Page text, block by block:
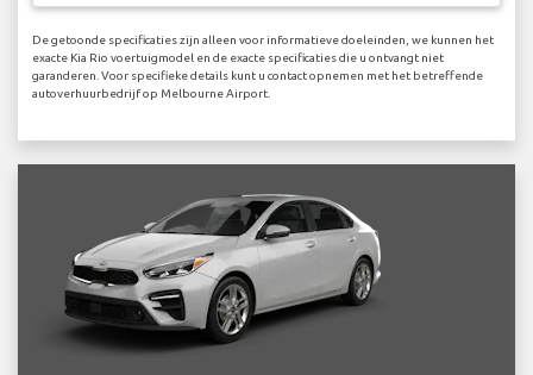
De getoonde specificaties zijn alleen voor informatieve doeleinden, we kunnen het
exacte Kia Rio voertuigmodel en de exacte specificaties die u ontvangt niet
garanderen. Voor specifieke details kunt u contact opnemen met het betreffende
autoverhuurbedrijf op Melbourne Airport.